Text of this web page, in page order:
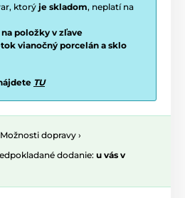
ktorý je skladom, neplatí na
položky v zľave
vianočný porcelán a sklo
TU
Možnosti dopravy ›
dodanie: u vás v